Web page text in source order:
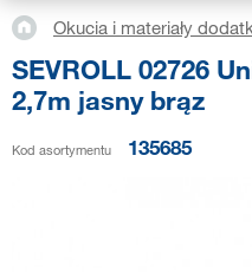
Okucia i materiały
SEVROLL 02726
2,7m jasny brąz
Kod asortymentu 135685